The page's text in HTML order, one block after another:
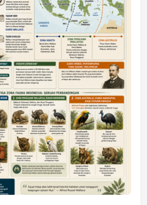
Mahasiswa Samarinda dalam Astra
Honda SDGs Future Leaders 2026
Jumat, 10 Jul 2026 19:01